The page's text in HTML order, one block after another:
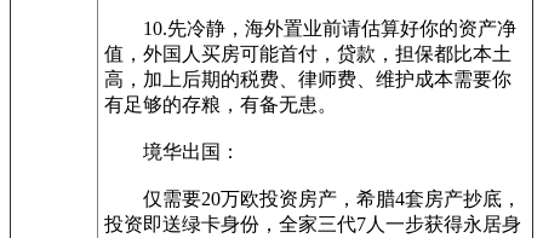
10.先冷静，海外置业前请估算好你的资产净
值，外国人买房可能首付，贷款，担保都比本土
高，加上后期的税费、律师费、维护成本需要你
有足够的存粮，有备无患。
境华出国：
仅需要20万欧投资房产，希腊4套房产抄底，
投资即送绿卡身份，全家三代7人一步获得永居身